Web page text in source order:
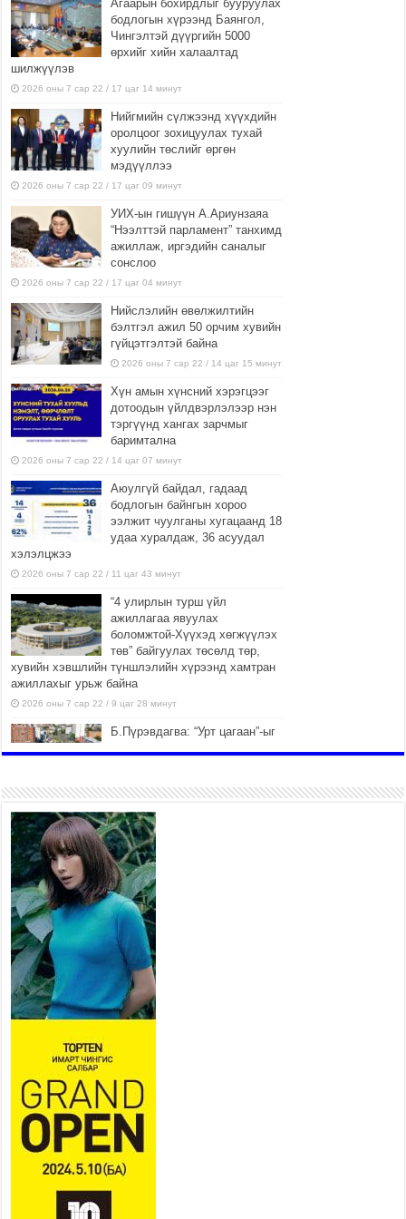
Агаарын бохирдлыг бууруулах
бодлогын хүрээнд Баянгол,
Чингэлтэй дүүргийн 5000
өрхийг хийн халаалтад
шилжүүлэв
2026 оны 7 сар 22 / 17 цаг 14 минут
Нийгмийн сүлжээнд хүүхдийн
оролцоог зохицуулах тухай
хуулийн төслийг өргөн
мэдүүллээ
2026 оны 7 сар 22 / 17 цаг 09 минут
УИХ-ын гишүүн А.Ариунзаяа
“Нээлттэй парламент” танхимд
ажиллаж, иргэдийн саналыг
сонслоо
2026 оны 7 сар 22 / 17 цаг 04 минут
Нийслэлийн өвөлжилтийн
бэлтгэл ажил 50 орчим хувийн
гүйцэтгэлтэй байна
2026 оны 7 сар 22 / 14 цаг 15 минут
Хүн амын хүнсний хэрэгцээг
дотоодын үйлдвэрлэлээр нэн
тэргүүнд хангах зарчмыг
баримтална
2026 оны 7 сар 22 / 14 цаг 07 минут
Аюулгүй байдал, гадаад
бодлогын байнгын хороо
ээлжит чуулганы хугацаанд 18
удаа хуралдаж, 36 асуудал
хэлэлцжээ
2026 оны 7 сар 22 / 11 цаг 43 минут
“4 улирлын турш үйл
ажиллагаа явуулах
боломжтой-Хүүхэд хөгжүүлэх
төв” байгуулах төсөлд төр,
хувийн хэвшлийн түншлэлийн хүрээнд хамтран
ажиллахыг урьж байна
2026 оны 7 сар 22 / 9 цаг 28 минут
Б.Пүрэвдагва: “Урт цагаан”-ыг
2026 оны 7 сар 21 / 16 цаг 47 минут
Тусгай замын автобус /BRT/
төслийн удирдах хорооны
ээлжит хуралдаан боллоо
2026 оны 7 сар 21 / 16 цаг 43 минут
Ерөнхий сайд Н.Учрал БНХАУ-
аас Монгол Улсад суугаа
Элчин сайд Шэнь
Миньжюанийг хүлээн авч
уулзав
2026 оны 7 сар 21 / 16 цаг 39 минут
БҮГД НАЙРАМДАХ ТАЖИКИСТАН УЛСТАЙ
ЭДИЙН ЗАСГИЙН ХАМТЫН АЖИЛЛАГААГ
ӨРГӨЖҮҮЛНЭ
2026 оны 7 сар 21 / 16 цаг 34 минут
26,992 суралцагч хотхоны бага сургуульд, 8100
суралцагч төрөлжсөн ахлах сургуульд
суралцана
2026 оны 7 сар 21 / 13 цаг 43 минут
тээврийн зохицуулалт, сургууль, цэцэрлэг, зах,